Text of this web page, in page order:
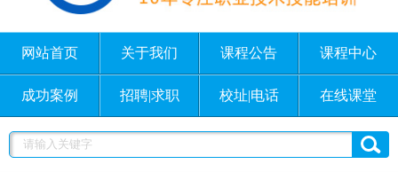
网站首页 关于我们 课程公告 课程中心
成功案例 招聘|求职 校址|电话 在线课堂